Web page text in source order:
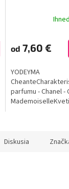
produktu
je
z
5
hviezdičiek.
od 7,60 €
YODEYMA
parfumu - Chanel -
citrusového...
Diskusia